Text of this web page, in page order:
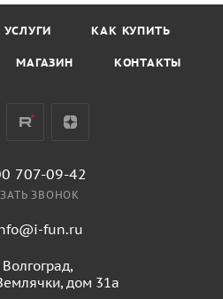
УСЛУГИ КАК КУПИТЬ
МАГАЗИН КОНТАКТЫ
707-09-42
ЗВОНОК
fun.ru
Волгоград,
дом 31а